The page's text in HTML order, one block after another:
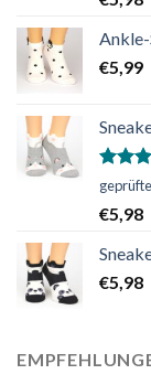
€5,99
von 5
€5,98
€5,98